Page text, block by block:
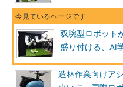
双腕型ロボット
盛り付ける、AI
造林作業向けア